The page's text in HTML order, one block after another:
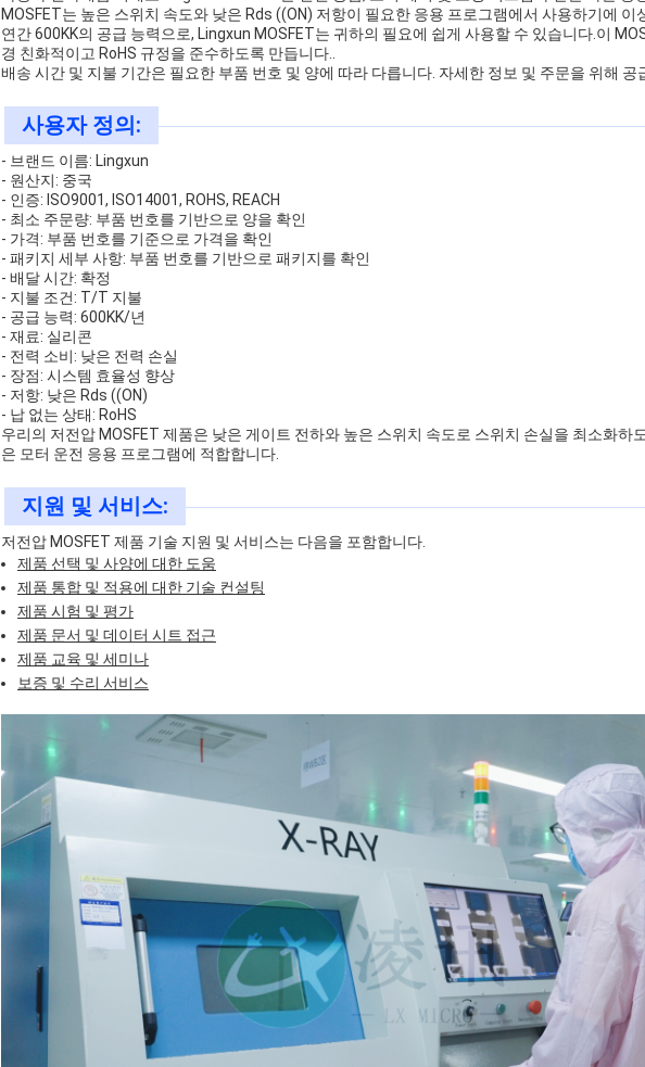
MOSFET는 높은 스위치 속도와 낮은 Rds ((ON) 저항이 필요한 응용 프로그램에서 사용하기에 이
연간 600KK의 공급 능력으로, Lingxun MOSFET는 귀하의 필요에 쉽게 사용할 수 있습니다.이
경 친화적이고 RoHS 규정을 준수하도록 만듭니다..
배송 시간 및 지불 기간은 필요한 부품 번호 및 양에 따라 다릅니다. 자세한 정보 및 주문을 위해 공
사용자 정의:
- 브랜드 이름: Lingxun
- 원산지: 중국
- 인증: ISO9001, ISO14001, ROHS, REACH
- 최소 주문량: 부품 번호를 기반으로 양을 확인
- 가격: 부품 번호를 기준으로 가격을 확인
- 패키지 세부 사항: 부품 번호를 기반으로 패키지를 확인
- 배달 시간: 확정
- 지불 조건: T/T 지불
- 공급 능력: 600KK/년
- 재료: 실리콘
- 전력 소비: 낮은 전력 손실
- 장점: 시스템 효율성 향상
- 저항: 낮은 Rds ((ON)
- 납 없는 상태: RoHS
우리의 저전압 MOSFET 제품은 낮은 게이트 전하와 높은 스위치 속도로 스위치 손실을 최소화하
은 모터 운전 응용 프로그램에 적합합니다.
지원 및 서비스:
저전압 MOSFET 제품 기술 지원 및 서비스는 다음을 포함합니다.
제품 선택 및 사양에 대한 도움
제품 통합 및 적용에 대한 기술 컨설팅
제품 시험 및 평가
제품 문서 및 데이터 시트 접근
제품 교육 및 세미나
보증 및 수리 서비스